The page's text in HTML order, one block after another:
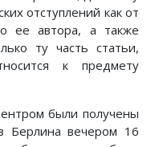
отступлений как от
ее автора, а также
ту часть статьи,
к предмету
были получены
Берлина вечером 16